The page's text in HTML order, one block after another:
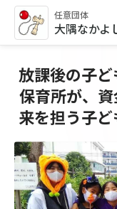
任意団体
大隅なかよ
放課後の子
保育所が、
来を担う子ど